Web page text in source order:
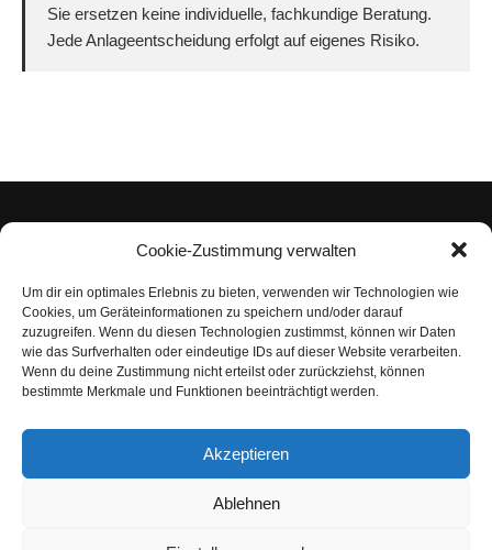
Cookie-Zustimmung verwalten
Um dir ein optimales Erlebnis zu bieten, verwenden wir Technologien wie
Cookies, um Geräteinformationen zu speichern und/oder darauf
zuzugreifen. Wenn du diesen Technologien zustimmst, können wir Daten
wie das Surfverhalten oder eindeutige IDs auf dieser Website verarbeiten.
Wenn du deine Zustimmung nicht erteilst oder zurückziehst, können
bestimmte Merkmale und Funktionen beeinträchtigt werden.
Akzeptieren
Ablehnen
Sie ersetzen keine individuelle, fachkundige Beratung.
Jede Anlageentscheidung erfolgt auf eigenes Risiko.
Impressum
Datenschutzerklärung
Nutzungsbedingungen | Haftungsausschluss
AGB